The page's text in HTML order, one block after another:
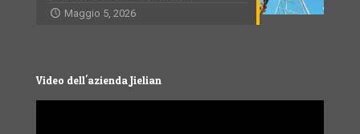
Maggio 5, 2026
Video dell'azienda Jielian